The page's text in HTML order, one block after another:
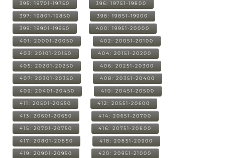
395: 19701-19750 396: 19751-19800
397: 19801-19850 398: 19851-19900
399: 19901-19950 400: 19951-20000
401: 20001-20050 402: 20051-20100
403: 20101-20150 404: 20151-20200
405: 20201-20250 406: 20251-20300
407: 20301-20350 408: 20351-20400
409: 20401-20450 410: 20451-20500
411: 20501-20550 412: 20551-20600
413: 20601-20650 414: 20651-20700
415: 20701-20750 416: 20751-20800
417: 20801-20850 418: 20851-20900
419: 20901-20950 420: 20951-21000